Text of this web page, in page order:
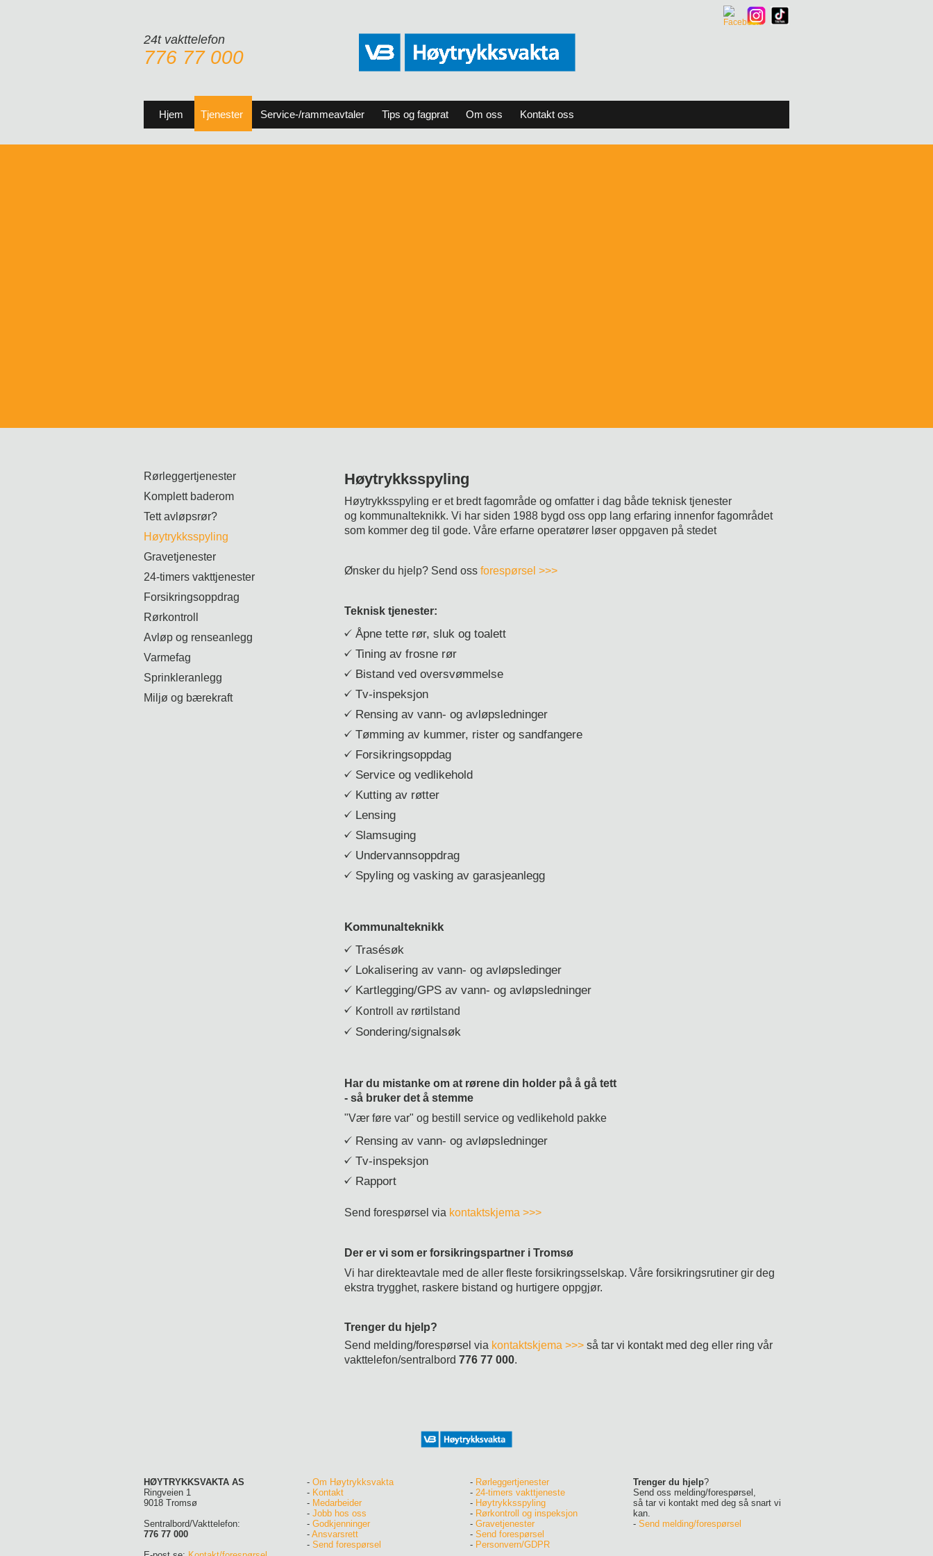
24t vakttelefon
776 77 000
Hjem Tjenester Service-/rammeavtaler Tips og fagprat Om oss Kontakt oss
Rørleggertjenester
Komplett baderom
Tett avløpsrør?
Høytrykksspyling
Gravetjenester
24-timers vakttjenester
Forsikringsoppdrag
Rørkontroll
Avløp og renseanlegg
Varmefag
Sprinkleranlegg
Miljø og bærekraft
Høytrykksspyling
Høytrykksspyling er et bredt fagområde og omfatter i dag både teknisk tjenester
og kommunalteknikk. Vi har siden 1988 bygd oss opp lang erfaring innenfor fagområdet
som kommer deg til gode. Våre erfarne operatører løser oppgaven på stedet
Ønsker du hjelp? Send oss forespørsel >>>
Teknisk tjenester:
Åpne tette rør, sluk og toalett
Tining av frosne rør
Bistand ved oversvømmelse
Tv-inspeksjon
Rensing av vann- og avløpsledninger
Tømming av kummer, rister og sandfangere
Forsikringsoppdag
Service og vedlikehold
Kutting av røtter
Lensing
Slamsuging
Undervannsoppdrag
Spyling og vasking av garasjeanlegg
Kommunalteknikk
Trasésøk
Lokalisering av vann- og avløpsledinger
Kartlegging/GPS av vann- og avløpsledninger
Kontroll av rørtilstand
Sondering/signalsøk
Har du mistanke om at rørene din holder på å gå tett
- så bruker det å stemme
"Vær føre var" og bestill service og vedlikehold pakke
Rensing av vann- og avløpsledninger
Tv-inspeksjon
Rapport
Send forespørsel via kontaktskjema >>>
Der er vi som er forsikringspartner i Tromsø
Vi har direkteavtale med de aller fleste forsikringsselskap. Våre forsikringsrutiner gir deg
ekstra trygghet, raskere bistand og hurtigere oppgjør.
Trenger du hjelp?
Send melding/forespørsel via kontaktskjema >>> så tar vi kontakt med deg eller ring vår
vakttelefon/sentralbord 776 77 000.
HØYTRYKKSVAKTA AS
Ringveien 1
9018 Tromsø
Sentralbord/Vakttelefon:
776 77 000
- Om Høytrykksvakta
- Kontakt
- Medarbeider
- Jobb hos oss
- Godkjenninger
- Ansvarsrett
- Send forespørsel
- Rørleggertjenester
- 24-timers vakttjeneste
- Høytrykksspyling
- Rørkontroll og inspeksjon
- Gravetjenester
- Send forespørsel
- Personvern/GDPR
Trenger du hjelp?
Send oss melding/forespørsel,
så tar vi kontakt med deg så snart vi
kan.
- Send melding/forespørsel